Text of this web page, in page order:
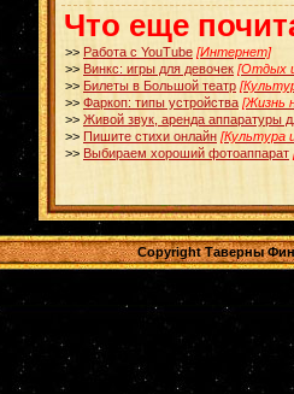
Что еще
>> Работа с YouTube [Интернет]
>> Винкс: игры для девочек [Отдых и
>> Билеты в Большой театр
>> Фаркоп: типы устройства [Жизнь
>> Живой звук, аренда аппаратуры
>> Пишите стихи онлайн [Культура
>> Выбираем хороший фотоаппарат
Copyright Таверны